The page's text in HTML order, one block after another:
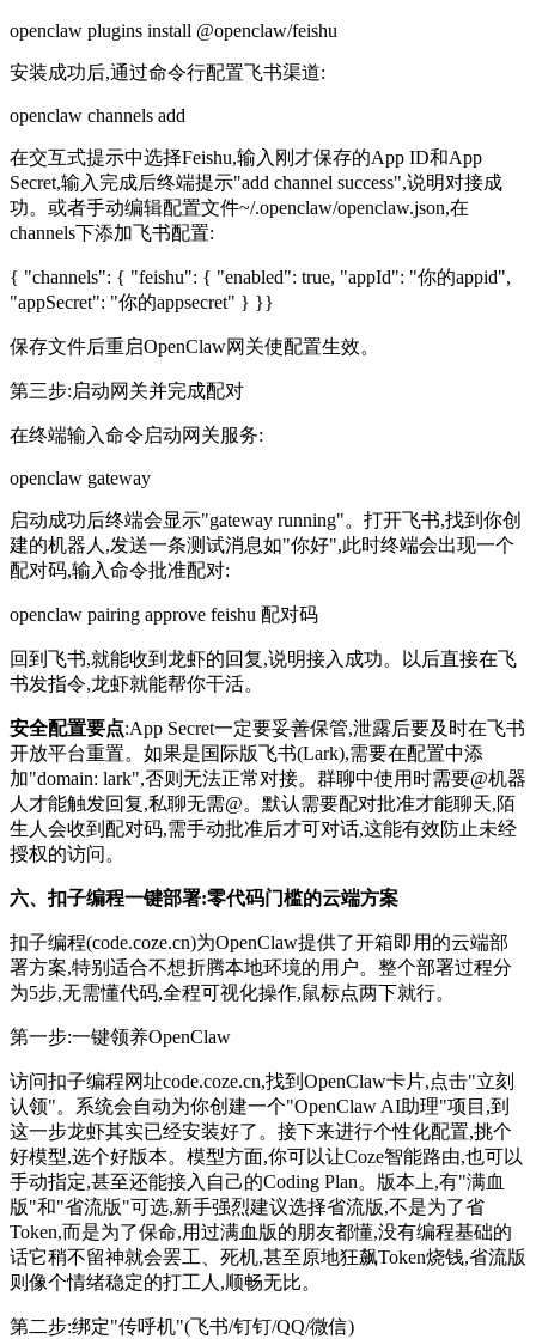
openclaw plugins install @openclaw/feishu
安装成功后,通过命令行配置飞书渠道:
openclaw channels add
在交互式提示中选择Feishu,输入刚才保存的App ID和App
Secret,输入完成后终端提示"add channel success",说明对接成
功。或者手动编辑配置文件~/.openclaw/openclaw.json,在
channels下添加飞书配置:
{ "channels": { "feishu": { "enabled": true, "appId": "你的appid",
"appSecret": "你的appsecret" } }}
保存文件后重启OpenClaw网关使配置生效。
第三步:启动网关并完成配对
在终端输入命令启动网关服务:
openclaw gateway
启动成功后终端会显示"gateway running"。打开飞书,找到你创
建的机器人,发送一条测试消息如"你好",此时终端会出现一个
配对码,输入命令批准配对:
openclaw pairing approve feishu 配对码
回到飞书,就能收到龙虾的回复,说明接入成功。以后直接在飞
书发指令,龙虾就能帮你干活。
安全配置要点:App Secret一定要妥善保管,泄露后要及时在飞书
开放平台重置。如果是国际版飞书(Lark),需要在配置中添
加"domain: lark",否则无法正常对接。群聊中使用时需要@机器
人才能触发回复,私聊无需@。默认需要配对批准才能聊天,陌
生人会收到配对码,需手动批准后才可对话,这能有效防止未经
授权的访问。
六、扣子编程一键部署:零代码门槛的云端方案
扣子编程(code.coze.cn)为OpenClaw提供了开箱即用的云端部
署方案,特别适合不想折腾本地环境的用户。整个部署过程分
为5步,无需懂代码,全程可视化操作,鼠标点两下就行。
第一步:一键领养OpenClaw
访问扣子编程网址code.coze.cn,找到OpenClaw卡片,点击"立刻
认领"。系统会自动为你创建一个"OpenClaw AI助理"项目,到
这一步龙虾其实已经安装好了。接下来进行个性化配置,挑个
好模型,选个好版本。模型方面,你可以让Coze智能路由,也可以
手动指定,甚至还能接入自己的Coding Plan。版本上,有"满血
版"和"省流版"可选,新手强烈建议选择省流版,不是为了省
Token,而是为了保命,用过满血版的朋友都懂,没有编程基础的
话它稍不留神就会罢工、死机,甚至原地狂飙Token烧钱,省流版
则像个情绪稳定的打工人,顺畅无比。
第二步:绑定"传呼机"(飞书/钉钉/QQ/微信)